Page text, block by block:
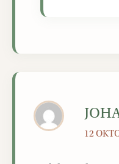
12